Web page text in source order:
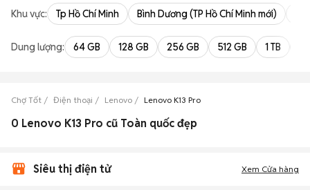
Khu vực: Tp Hồ Chí Minh Bình Dương (TP Hồ Chí Minh mới)
Dung lượng: 64 GB 128 GB 256 GB 512 GB 1 TB
Chợ Tốt Điện thoại Lenovo Lenovo K13 Pro
0 Lenovo K13 Pro cũ Toàn quốc đẹp
Siêu thị điện tử Xem Cửa hàng